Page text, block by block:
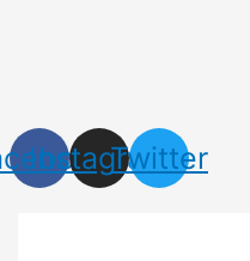
Instagram
Twitter